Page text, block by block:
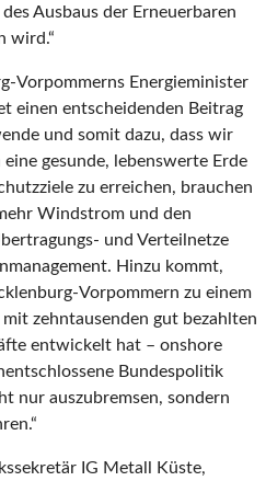
Ausbaus der Erneuerbaren
wird.“
Vorpommerns Energieminister
einen entscheidenden Beitrag
und somit dazu, dass wir
gesunde, lebenswerte Erde
zu erreichen, brauchen
Windstrom und den
und Verteilnetze
Hinzu kommt,
Vorpommern zu einem
zehntausenden gut bezahlten
entwickelt hat – onshore
Bundespolitik
nur auszubremsen, sondern
IG Metall Küste,